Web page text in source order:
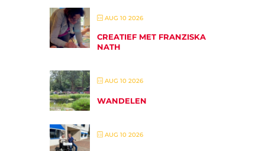
AUG 10 2026
CREATIEF MET FRANZISKA
NATH
AUG 10 2026
WANDELEN
AUG 10 2026